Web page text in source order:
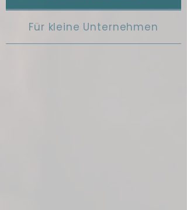
Für kleine Unternehmen